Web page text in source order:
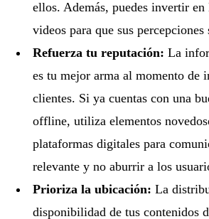
ellos. Además, puedes invertir
videos para que sus percepciones
Refuerza tu reputación: La
es tu mejor arma al momento de
clientes. Si ya cuentas con una
offline, utiliza elementos
plataformas digitales para
relevante y no aburrir a los
Prioriza la ubicación: La
disponibilidad de tus contenidos